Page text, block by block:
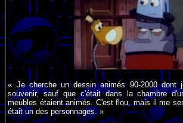
« Je cherche un dessin animés 90-2000 dont
souvenir, sauf que c'était dans la chambre
meubles étaient animés. C'est flou, mais il me
était un des personnages. »